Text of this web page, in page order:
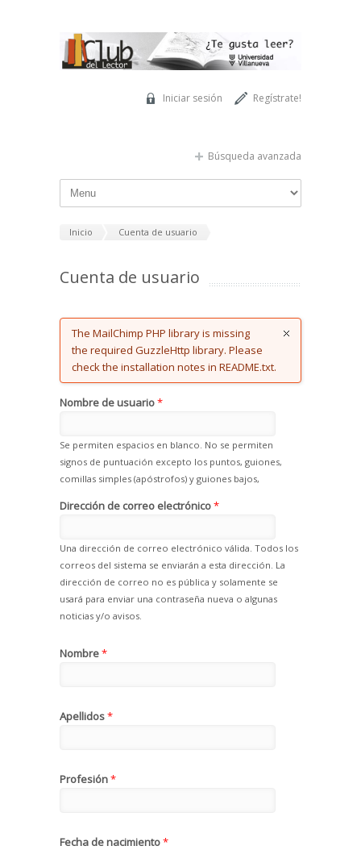
Regístrate!
Iniciar sesión
Búsqueda avanzada
Inicio Cuenta de usuario
Cuenta de usuario
Error message
The MailChimp PHP library is missing
the required GuzzleHttp library. Please
check the installation notes in README.txt.
Nombre de usuario*
Se permiten espacios en blanco. No se permiten
signos de puntuación excepto los puntos, guiones,
comillas simples (apóstrofos) y guiones bajos,
Dirección de correo electrónico*
Una dirección de correo electrónico válida. Todos los
correos del sistema se enviarán a esta dirección. La
dirección de correo no es pública y solamente se
usará para enviar una contraseña nueva o algunas
noticias y/o avisos.
Nombre*
Apellidos*
Profesión*
Fecha de nacimiento*